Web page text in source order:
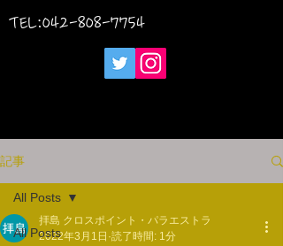
TEL:042-808-7754
記事
All Posts
All Posts
拝島 クロスポイント・パラエストラ
2022年3月1日 読了時間: 1分